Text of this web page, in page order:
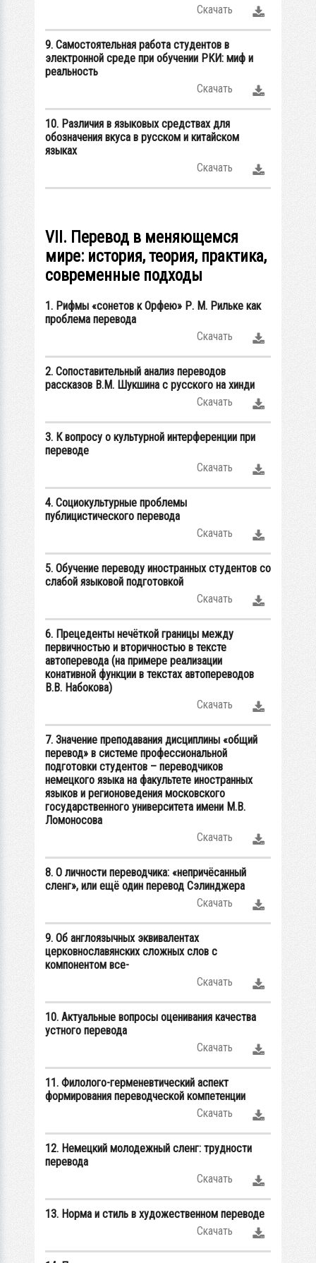
Скачать
9. Самостоятельная работа студентов в
электронной среде при обучении РКИ: миф и
реальность
Скачать
10. Различия в языковых средствах для
обозначения вкуса в русском и китайском
языках
Скачать
VII. Перевод в меняющемся
мире: история, теория, практика,
современные подходы
1. Рифмы «сонетов к Орфею» Р. М. Рильке как
проблема перевода
Скачать
2. Сопоставительный анализ переводов
рассказов В.М. Шукшина с русского на хинди
Скачать
3. К вопросу о культурной интерференции при
переводе
Скачать
4. Социокультурные проблемы
публицистического перевода
Скачать
5. Обучение переводу иностранных студентов со
слабой языковой подготовкой
Скачать
6. Прецеденты нечёткой границы между
первичностью и вторичностью в тексте
автоперевода (на примере реализации
конативной функции в текстах автопереводов
В.В. Набокова)
Скачать
7. Значение преподавания дисциплины «общий
перевод» в системе профессиональной
подготовки студентов – переводчиков
немецкого языка на факультете иностранных
языков и регионоведения московского
государственного университета имени М.В.
Ломоносова
Скачать
8. О личности переводчика: «непричёсанный
сленг», или ещё один перевод Сэлинджера
Скачать
9. Об англоязычных эквивалентах
церковнославянских сложных слов с
компонентом все-
Скачать
10. Актуальные вопросы оценивания качества
устного перевода
Скачать
11. Филолого-герменевтический аспект
формирования переводческой компетенции
Скачать
12. Немецкий молодежный сленг: трудности
перевода
Скачать
13. Норма и стиль в художественном переводе
Скачать